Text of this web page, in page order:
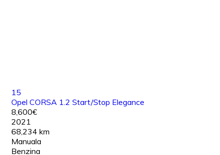
15
Opel CORSA 1.2 Start/Stop Elegance
8,600€
2021
68,234 km
Manuala
Benzina